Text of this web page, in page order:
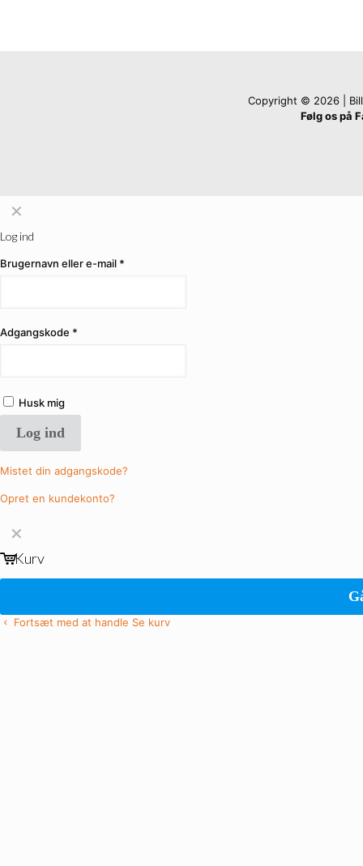
Copyright © 2026 |
Følg os på
✕
Log ind
Brugernavn eller e-mail *
Adgangskode *
Husk mig
Log ind
Mistet din adgangskode?
Opret en kundekonto?
✕
Kurv
Fortsæt med at handle Se kurv